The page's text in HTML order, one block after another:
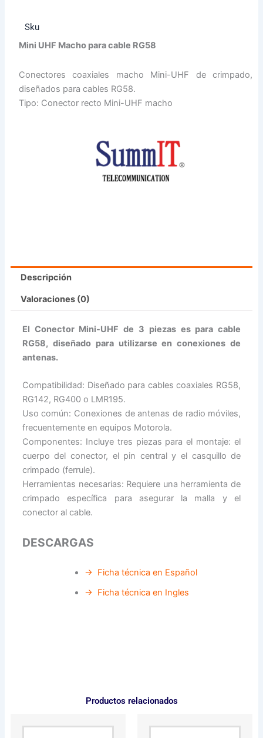
Sku
Mini UHF Macho para cable RG58
Conectores coaxiales macho Mini-UHF de crimpado,
diseñados para cables RG58.
Tipo: Conector recto Mini-UHF macho
Descripción
Valoraciones (0)
El Conector Mini-UHF de 3 piezas es para cable
RG58, diseñado para utilizarse en conexiones de
antenas.
Compatibilidad: Diseñado para cables coaxiales RG58,
RG142, RG400 o LMR195.
Uso común: Conexiones de antenas de radio móviles,
frecuentemente en equipos Motorola.
Componentes: Incluye tres piezas para el montaje: el
cuerpo del conector, el pin central y el casquillo de
crimpado (ferrule).
Herramientas necesarias: Requiere una herramienta de
crimpado específica para asegurar la malla y el
conector al cable.
DESCARGAS
→ Ficha técnica en Español
→ Ficha técnica en Ingles
Productos relacionados